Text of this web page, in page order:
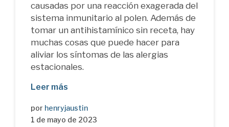
causadas por una reacción exagerada del
sistema inmunitario al polen. Además de
tomar un antihistamínico sin receta, hay
muchas cosas que puede hacer para
aliviar los síntomas de las alergias
estacionales.
Leer más
por henryjaustin
1 de mayo de 2023